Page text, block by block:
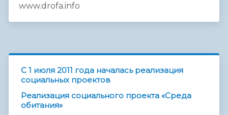
www.drofa.info
C 1 июля 2011 года началась реализация
социальных проектов
Реализация социального проекта «Среда
обитания»